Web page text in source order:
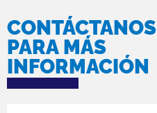
CONTÁCTANOS
PARA MÁS
INFORMACIÓN